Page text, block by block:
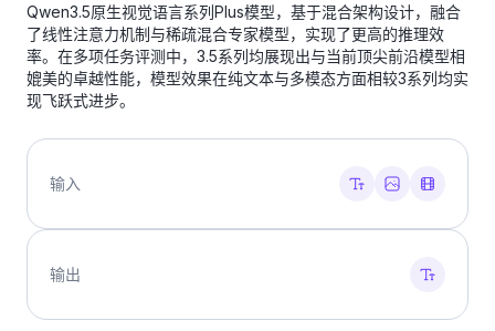
Qwen3.5原生视觉语言系列Plus模型，基于混合架构设计，融合
了线性注意力机制与稀疏混合专家模型，实现了更高的推理效
率。在多项任务评测中，3.5系列均展现出与当前顶尖前沿模型相
媲美的卓越性能，模型效果在纯文本与多模态方面相较3系列均实
现飞跃式进步。
输入
输出